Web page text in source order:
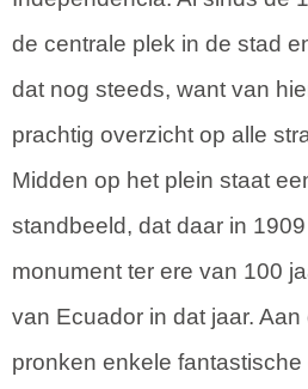
de centrale plek in de stad
dat nog steeds, want van
prachtig overzicht op alle
Midden op het plein staat
standbeeld, dat daar in
monument ter ere van 100
van Ecuador in dat jaar.
pronken enkele